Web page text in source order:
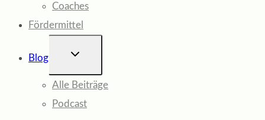
Coaches
Fördermittel
Blog
UNTERMENÜ
Alle Beiträge
Podcast